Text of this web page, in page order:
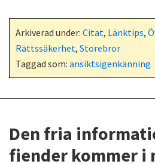
Arkiverad under: Citat, Länktips,
Rättssäkerhet, Storebror
Taggad som: ansiktsigenkänning
Den fria
fiender kommer i